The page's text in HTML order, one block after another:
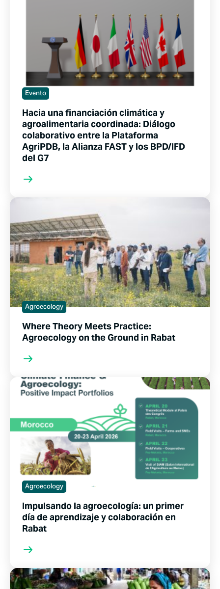
Evento
Hacia una financiación climática y
agroalimentaria coordinada: Diálogo
colaborativo entre la Plataforma
AgriPDB, la Alianza FAST y los BPD/IFD
del G7
Agroecology
Where Theory Meets Practice:
Agroecology on the Ground in Rabat
Agroecology
Impulsando la agroecología: un primer
día de aprendizaje y colaboración en
Rabat